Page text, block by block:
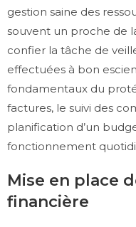
gestion saine des
souvent un proche de
confier la tâche de
effectuées à bon
fondamentaux du
factures, le suivi des
planification d’un
fonctionnement
Mise en place
financière